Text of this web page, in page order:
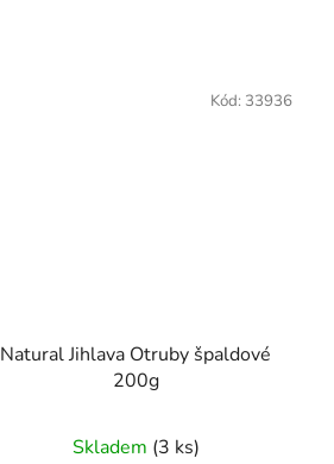
Natural Jihlava Otruby špaldové
200g
Skladem (3 ks)
Kód: 33936